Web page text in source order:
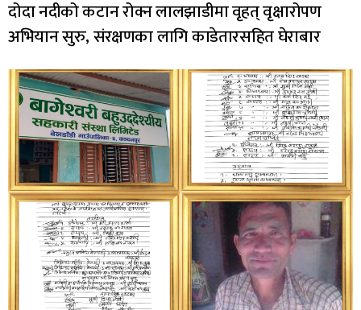
दोदा नदीको कटान रोक्न लालझाडीमा वृहत् वृक्षारोपण
अभियान सुरु, संरक्षणका लागि काडेतारसहित घेराबार